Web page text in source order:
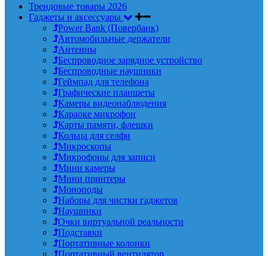
Трендовые товары 2026
Гаджеты и аксессуары
Power Bank (Повербанк)
Автомобильные держатели
Антенны
Беспроводное зарядное устройство
Беспроводные наушники
Геймпад для телефона
Графические планшеты
Камеры видеонаблюдения
Караоке микрофон
Карты памяти, флешки
Кольца для селфи
Микроскопы
Микрофоны для записи
Мини камеры
Мини принтеры
Моноподы
Наборы для чистки гаджетов
Наушники
Очки виртуальной реальности
Подставки
Портативные колонки
Портативный вентилятор